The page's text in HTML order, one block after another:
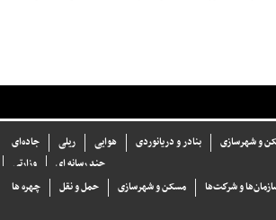
جاده‌ای ریلی هوایی بنادر و دریانوردی و شهرسازی
وزارتی
چند رسانه ای
چهره ها حمل و نقل مسکن و شهرسازی و شركت‌ها